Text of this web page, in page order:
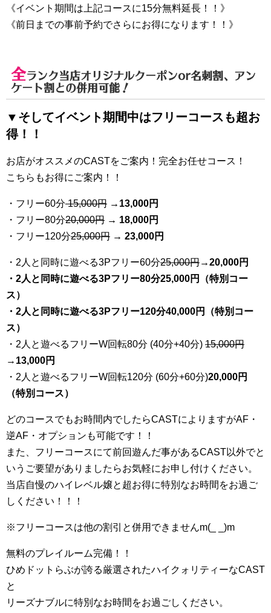
《イベント期間は上記コースに15分無料延長！！》
《前日までの事前予約でさらにお得になります！！》
全ランク当店オリジナルクーポンor名刺割、アン
ケート割との併用可能！
▼そしてイベント期間中はフリーコースも超お
得！！
お店がオススメのCASTをご案内！完全お任せコース！
こちらもお得にご案内！！
・フリー60分15,000円 → 13,000円
・フリー80分20,000円 → 18,000円
・フリー120分25,000円 → 23,000円
・2人と同時に遊べる3Pフリー60分25,000円→20,000円
・2人と同時に遊べる3Pフリー80分25,000円（特別コー
ス）
・2人と同時に遊べる3Pフリー120分40,000円（特別コー
ス）
・2人と遊べるフリーW回転80分 (40分+40分) 15,000円
→ 13,000円
・2人と遊べるフリーW回転120分 (60分+60分)20,000円
（特別コース）
どのコースでもお時間内でしたらCASTによりますがAF・
逆AF・オプションも可能です！！
また、フリーコースにて前回遊んだ事があるCAST以外でと
いうご要望がありましたらお気軽にお申し付けください。
当店自慢のハイレベル嬢と超お得に特別なお時間をお過ご
しください！！！
※フリーコースは他の割引と併用できませんm(_ _)m
無料のプレイルーム完備！！
ひめドットらぶが誇る厳選されたハイクォリティーなCAST
と
リーズナブルに特別なお時間をお過ごしください。